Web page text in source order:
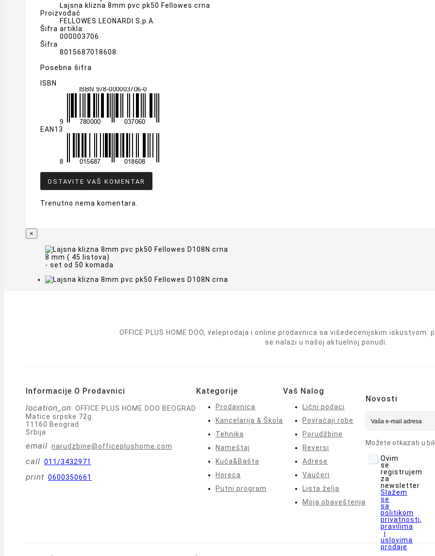
Lajsna klizna 8mm pvc pk50 Fellowes crna
Proizvođač
FELLOWES LEONARDI S.p.A.
Šifra artikla
000003706
Šifra
8015687018608
Posebna šifra
ISBN
EAN13
OSTAVITE VAŠ KOMENTAR
Trenutno nema komentara.
×
8 mm ( 45 listova)
- set od 50 komada
OFFICE PLUS HOME DOO, veleprodaja i online prodavnica sa višedecenijskim
se nalazi u našoj aktuelnoj ponudi.
Informacije O Prodavnici
location_on
OFFICE PLUS HOME DOO BEOGRAD
Matice srpske 72g
11160 Beograd
Srbija
email narudzbine@officeplushome.com
call 011/3432971
print 0600350661
Kategorije
Prodavnica
Kancelarija & Škola
Tehnika
Nameštaj
Kuća&Bašta
Horeca
Putni program
Vaš Nalog
Lični podaci
Povraćaji robe
Porudžbine
Reversi
Adrese
Vaučeri
Lista želja
Moja obaveštenja
Novosti
Možete otkazati u
Ovim
se
registrujem
za
newsletter
Slažem
se
sa
politikom
privatnosti,
pravilima
i
uslovima
prodaje